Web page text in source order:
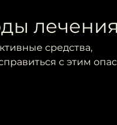
лечения
средства,
с этим